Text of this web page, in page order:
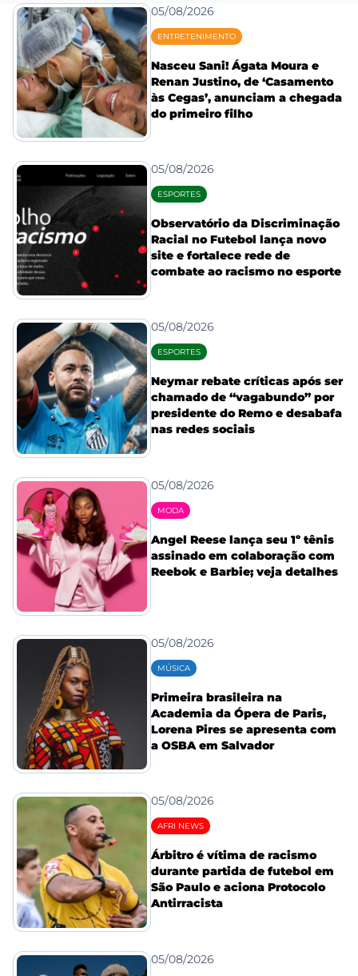
05/08/2026
ENTRETENIMENTO
Nasceu Sani! Ágata Moura e
Renan Justino, de ‘Casamento
às Cegas’, anunciam a chegada
do primeiro filho
05/08/2026
ESPORTES
Observatório da Discriminação
Racial no Futebol lança novo
site e fortalece rede de
combate ao racismo no esporte
05/08/2026
ESPORTES
Neymar rebate críticas após ser
chamado de “vagabundo” por
presidente do Remo e desabafa
nas redes sociais
05/08/2026
MODA
Angel Reese lança seu 1º tênis
assinado em colaboração com
Reebok e Barbie; veja detalhes
05/08/2026
MÚSICA
Primeira brasileira na
Academia da Ópera de Paris,
Lorena Pires se apresenta com
a OSBA em Salvador
05/08/2026
AFRI NEWS
Árbitro é vítima de racismo
durante partida de futebol em
São Paulo e aciona Protocolo
Antirracista
05/08/2026